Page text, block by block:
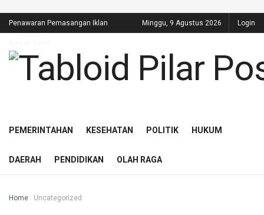
Penawaran Pemasangan Iklan Minggu, 9 Agustus 2026 Login
PEMERINTAHAN KESEHATAN POLITIK HUKUM
DAERAH PENDIDIKAN OLAH RAGA
Home Uncategorized